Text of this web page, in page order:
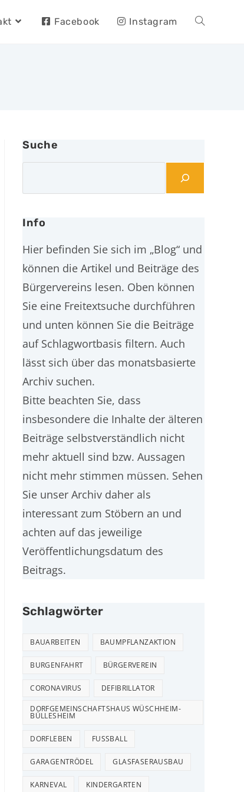
Facebook Instagram
Suche
Info
Hier befinden Sie sich im „Blog“ und
können die Artikel und Beiträge des
Bürgervereins lesen. Oben können
Sie eine Freitextsuche durchführen
und unten können Sie die Beiträge
auf Schlagwortbasis filtern. Auch
lässt sich über das monatsbasierte
Archiv suchen.
Bitte beachten Sie, dass
insbesondere die Inhalte der älteren
Beiträge selbstverständlich nicht
mehr aktuell sind bzw. Aussagen
nicht mehr stimmen müssen. Sehen
Sie unser Archiv daher als
interessant zum Stöbern an und
achten auf das jeweilige
Veröffentlichungsdatum des
Beitrags.
Schlagwörter
BAUARBEITEN BAUMPFLANZAKTION
BURGENFAHRT BÜRGERVEREIN
CORONAVIRUS DEFIBRILLATOR
DORFGEMEINSCHAFTSHAUS WÜSCHHEIM-
BÜLLESHEIM
DORFLEBEN FUSSBALL
GARAGENTRÖDEL GLASFASERAUSBAU
KARNEVAL KINDERGARTEN